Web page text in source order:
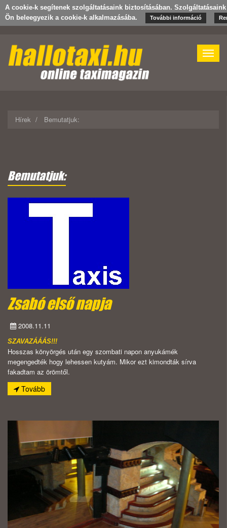
A cookie-k segítenek szolgáltatásaink biztosításában.
Ön beleegyezik a cookie-k alkalmazásába.
További információ
Toggle
Hírek Bemutatjuk:
Bemutatjuk:
Zsabó első napja
2008.11.11
SZAVAZÁÁÁS!!!
Hosszas könyörgés után egy szombati napon anyukámék
megengedték hogy lehessen kutyám. Mikor ezt kimondták sírva
fakadtam az örömtől.
Tovább